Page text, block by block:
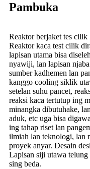
Pambuka
Reaktor berjaket tes
Reaktor kaca test cilik
lapisan utama bisa
nyawiji, lan lapisan
sumber kadhemen lan
kanggo cooling siklik
setelan suhu pancet,
reaksi kaca tertutup ing
minangka dibutuhake,
aduk, etc uga bisa
ing tahap riset lan
ilmiah lan teknologi, lan
proyek anyar. Desain
Lapisan siji utawa
sing beda.